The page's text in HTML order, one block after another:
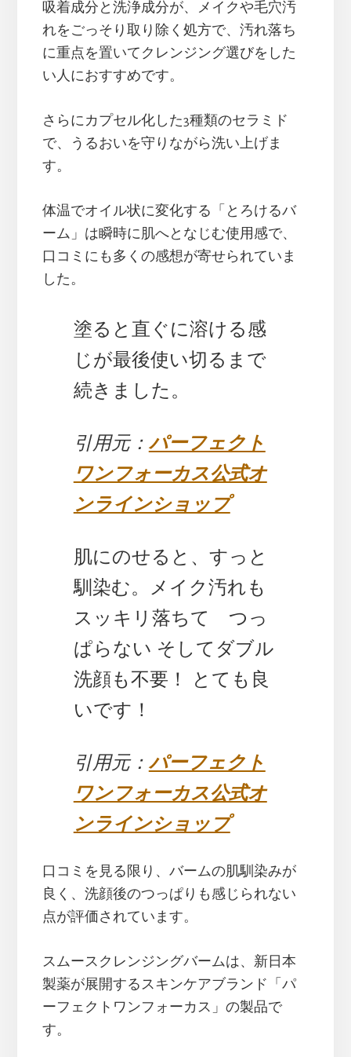
吸着成分と洗浄成分が、メイクや毛穴汚
れをごっそり取り除く処方で、汚れ落ち
に重点を置いてクレンジング選びをした
い人におすすめです。
さらにカプセル化した3種類のセラミド
で、うるおいを守りながら洗い上げま
す。
体温でオイル状に変化する「とろけるバ
ーム」は瞬時に肌へとなじむ使用感で、
口コミにも多くの感想が寄せられていま
した。
塗ると直ぐに溶ける感
じが最後使い切るまで
続きました。
引用元： パーフェクト
ワンフォーカス公式オ
ンラインショップ
肌にのせると、すっと
馴染む。メイク汚れも
スッキリ落ちて つっ
ぱらない そしてダブル
洗顔も不要！ とても良
いです！
引用元： パーフェクト
ワンフォーカス公式オ
ンラインショップ
口コミを見る限り、バームの肌馴染みが
良く、洗顔後のつっぱりも感じられない
点が評価されています。
スムースクレンジングバームは、新日本
製薬が展開するスキンケアブランド「パ
ーフェクトワンフォーカス」の製品で
す。